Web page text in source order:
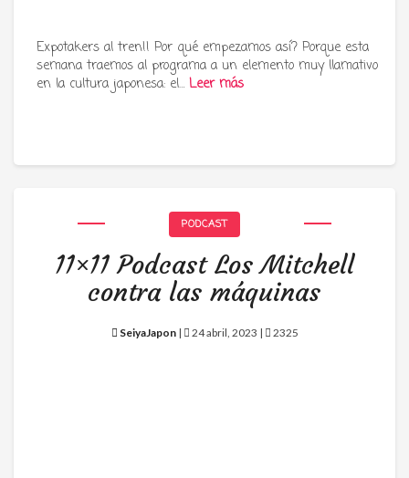
Expotakers al tren!! Por qué empezamos así? Porque esta
semana traemos al programa a un elemento muy llamativo
en la cultura japonesa: el… Leer más
PODCAST
11×11 Podcast Los Mitchell
contra las máquinas
SeiyaJapon| 24 abril, 2023 | 2325